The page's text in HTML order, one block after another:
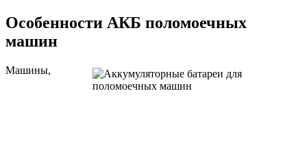
Особенности АКБ поломоечных
машин
Машины,